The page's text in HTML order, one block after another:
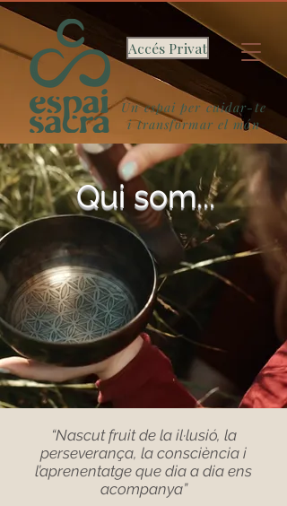
Accés Privat
Un espai per cuidar-te
i transformar el món
Qui som...
“Nascut fruit de la il·lusió, la
perseverança, la consciència i
l’aprenentatge que dia a dia ens
acompanya”